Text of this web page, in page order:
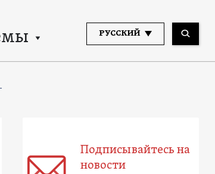
РУССКИЙ
Подписывайтесь на
новости